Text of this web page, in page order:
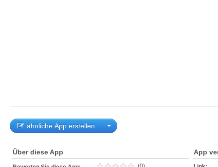
ähnliche App erstellen
Über diese App App